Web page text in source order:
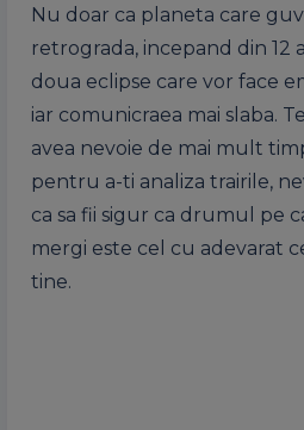
Nu doar ca planeta care
retrograda, incepand din 12
doua eclipse care vor face
iar comunicraea mai slaba.
avea nevoie de mai mult
pentru a-ti analiza trairile,
ca sa fii sigur ca drumul pe
mergi este cel cu adevarat
tine.